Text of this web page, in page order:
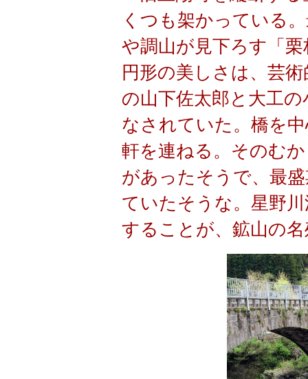
くつも架かっている
や調山が見下ろす 「
円形の美しさは、芸
の山下佐太郎と大工
なされていた。橋を
軒を連ねる。そのむ
があったそうで、最
ていたそうな。星野
することが、鉱山の